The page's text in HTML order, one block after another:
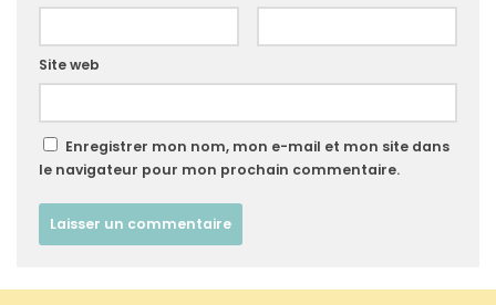
Site web
Enregistrer mon nom, mon e-mail et mon site dans
le navigateur pour mon prochain commentaire.